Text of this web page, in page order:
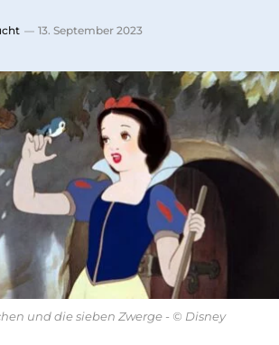
13. September 2023
und die sieben Zwerge - © Disney